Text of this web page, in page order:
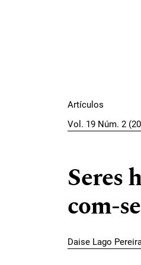
Artículos
Vol. 19 Núm. 2
Seres
com-
Daise Lago